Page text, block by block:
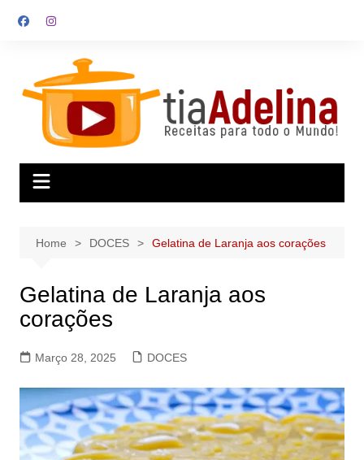
Home DOCES Gelatina de Laranja aos corações
Gelatina de Laranja aos
corações
Março 28, 2025 DOCES